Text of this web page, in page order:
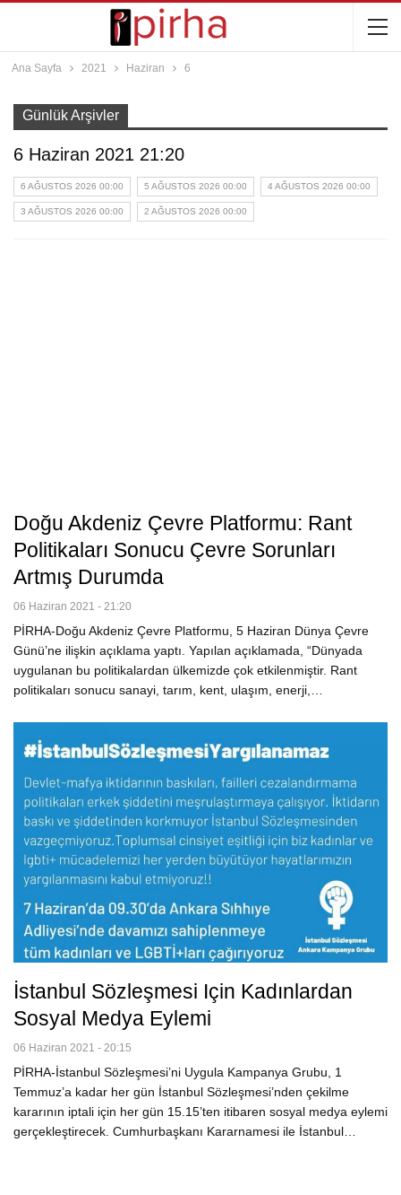
Ana Sayfa 2021 Haziran 6
Günlük Arşivler
6 Haziran 2021 21:20
6 AĞUSTOS 2026 00:00 5 AĞUSTOS 2026 00:00 4 AĞUSTOS 2026 00:00
3 AĞUSTOS 2026 00:00 2 AĞUSTOS 2026 00:00
Doğu Akdeniz Çevre Platformu: Rant
Politikaları Sonucu Çevre Sorunları
Artmış Durumda
06 Haziran 2021 - 21:20
PİRHA-Doğu Akdeniz Çevre Platformu, 5 Haziran Dünya Çevre
Günü’ne ilişkin açıklama yaptı. Yapılan açıklamada, “Dünyada
uygulanan bu politikalardan ülkemizde çok etkilenmiştir. Rant
politikaları sonucu sanayi, tarım, kent, ulaşım, enerji,…
İstanbul Sözleşmesi Için Kadınlardan
Sosyal Medya Eylemi
06 Haziran 2021 - 20:15
PİRHA-İstanbul Sözleşmesi’ni Uygula Kampanya Grubu, 1
Temmuz’a kadar her gün İstanbul Sözleşmesi’nden çekilme
kararının iptali için her gün 15.15’ten itibaren sosyal medya eylemi
gerçekleştirecek. Cumhurbaşkanı Kararnamesi ile İstanbul…